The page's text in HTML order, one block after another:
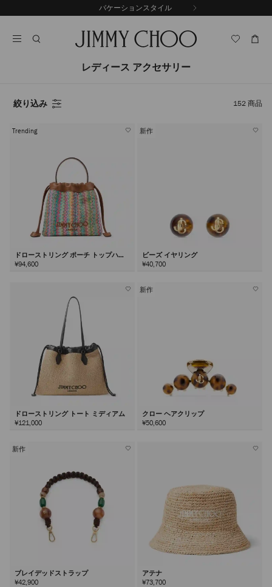
ン
ス
ラ
バケーションスタイル
レディース アクセサリー
絞り込み 152商品
Trending
ドローストリング ポーチ トップハン
ドル
¥94,600
新作
ビーズ イヤリング
¥40,700
ドローストリング トート ミディアム
¥121,000
新作
クロー ヘアクリップ
¥50,600
新作
ブレイデッドストラップ
¥42,900
アテナ
¥73,700